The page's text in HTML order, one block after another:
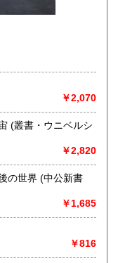
払い）でのご注文
様につきまして
させていただきま
申し上げます。
5日までお休みとな
￥2,070
(叢書・ウニベルシ
￥2,820
の世界 (中公新書
￥1,685
￥816